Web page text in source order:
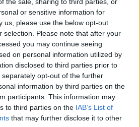
or sensitive information for
us, please use the below opt-out
selection. Please note that after your
you may continue seeing
on personal information utilized by
disclosed to third parties prior to
opt-out of the further
information by third parties on the
participants. This information may
to third parties on the IAB’s List of
that may further disclose it to other
μμ
Παρασκευής
Πτολεμαΐδας (της
Κούλας Πουλασιχίδου)
6 Αυγούστου 2026, 4:33 μμ